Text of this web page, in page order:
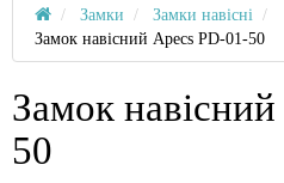
Замки
Замки навісні
Замок навісний Apecs PD-01-50
Замок
50